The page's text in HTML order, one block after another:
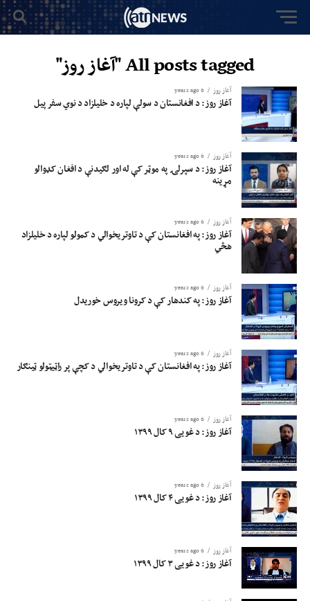
All posts tagged "آغاز روز"
آغاز روز 6 years ago
آغاز روز: د افغانستان د سولې لپاره د خلیلزاد د نوي سفر پیل
آغاز روز 6 years ago
آغاز روز: د سپرلۍ په موټر کې له اور لګیدنې د افغان کډوالو
مړینه
آغاز روز 6 years ago
آغاز روز: په افغانستان کې د تاوتریخوالي د کمولو لپاره د خلیلزاد
هڅي
آغاز روز 6 years ago
آغاز روز: په کندهار کې د کرونا ویروس خوریدل
آغاز روز 6 years ago
آغاز روز: په افغانستان کې د تاوتریخوالي د کچې پر راټیټولو ټینګار
آغاز روز 6 years ago
آغاز روز: د غویی ۹ کال ۱۳۹۹
آغاز روز 6 years ago
آغاز روز: د غویی ۴ کال ۱۳۹۹
آغاز روز 6 years ago
آغاز روز: د غویی ۳ کال ۱۳۹۹